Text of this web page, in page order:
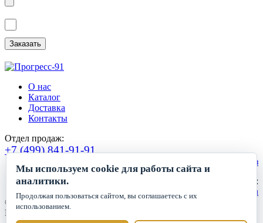
О нас
Каталог
Доставка
Контакты
Отдел продаж:
+7 (499) 841-91-91
Сделать заказ
Круглосуточный прием заявок:
zakaz1@progress91.ru
©2019-2026. ООО «ГК Прогресс»
Все права защищены.
Мы используем cookie для работы сайта и
аналитики.
Продолжая пользоваться сайтом, вы соглашаетесь с их
использованием.